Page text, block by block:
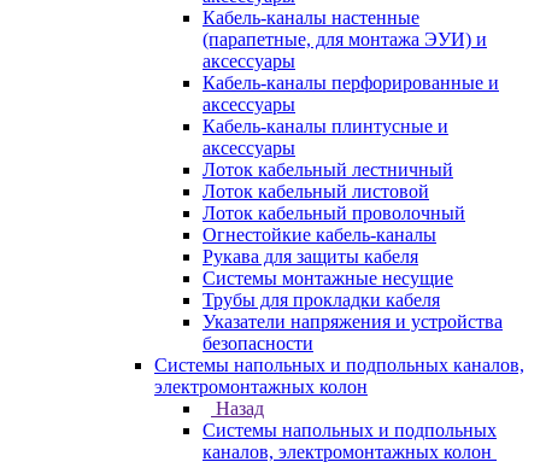
Кабель-каналы настенные
(парапетные, для монтажа ЭУИ) и
аксессуары
Кабель-каналы перфорированные и
аксессуары
Кабель-каналы плинтусные и
аксессуары
Лоток кабельный лестничный
Лоток кабельный листовой
Лоток кабельный проволочный
Огнестойкие кабель-каналы
Рукава для защиты кабеля
Системы монтажные несущие
Трубы для прокладки кабеля
Указатели напряжения и устройства
безопасности
Системы напольных и подпольных каналов,
электромонтажных колон
Назад
Системы напольных и подпольных
каналов, электромонтажных колон